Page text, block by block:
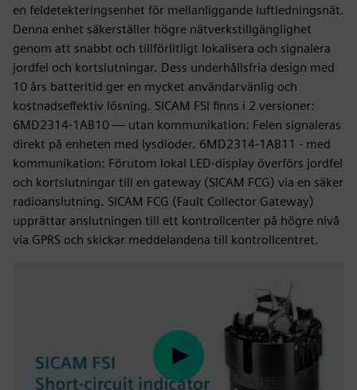
en feldetekteringsenhet för mellanliggande luftledningsnät.
Denna enhet säkerställer högre nätverkstillgänglighet
genom att snabbt och tillförlitligt lokalisera och signalera
jordfel och kortslutningar. Dess underhållsfria design med
10 års batteritid ger en mycket användarvänlig och
kostnadseffektiv lösning. SICAM FSI finns i 2 versioner:
6MD2314-1AB10 — utan kommunikation: Felen signaleras
direkt på enheten med lysdioder. 6MD2314-1AB11 - med
kommunikation: Förutom lokal LED-display överförs jordfel
och kortslutningar till en gateway (SICAM FCG) via en säker
radioanslutning. SICAM FCG (Fault Collector Gateway)
upprättar anslutningen till ett kontrollcenter på högre nivå
via GPRS och skickar meddelandena till kontrollcentret.
Play